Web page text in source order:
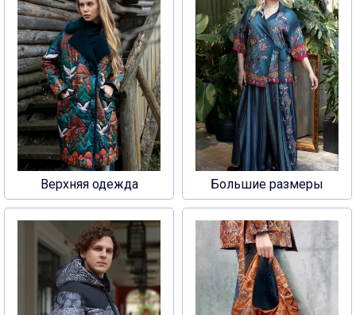
Верхняя одежда Большие размеры